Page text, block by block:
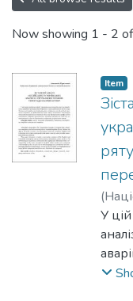
Now showing 1 - 2
Item
(
У